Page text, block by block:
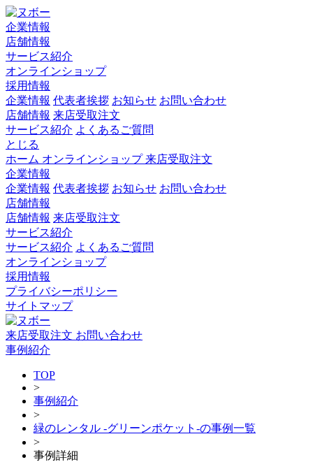
企業情報
店舗情報
サービス紹介
オンラインショップ
採用情報
企業情報 代表者挨拶 お知らせ お問い合わせ
店舗情報 来店受取注文
サービス紹介 よくあるご質問
とじる
ホーム オンラインショップ来店受取注文
企業情報
企業情報 代表者挨拶 お知らせ お問い合わせ
店舗情報
店舗情報 来店受取注文
サービス紹介
サービス紹介 よくあるご質問
オンラインショップ
採用情報
プライバシーポリシー
サイトマップ
来店受取注文 お問い合わせ
事例紹介
TOP
>
事例紹介
>
緑のレンタル -グリーンポケット-の事例一覧
>
事例詳細